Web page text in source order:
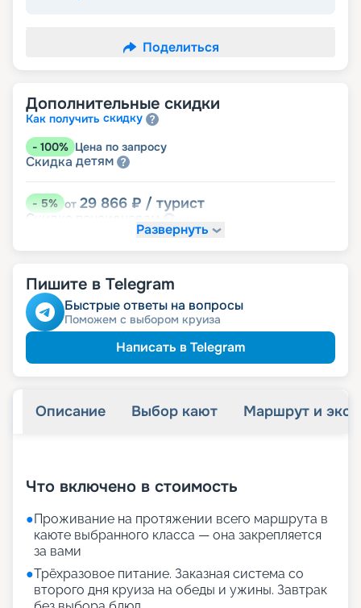
Поделиться
Дополнительные скидки
Как получить скидку
- 100% Цена по запросу
Скидка детям
-5% от 29 866 ₽ / турист
Скидка
Развернуть
Пишите в Telegram
Быстрые ответы на вопросы
Поможем с выбором круиза
Написать в Telegram
Описание Выбор кают Маршрут и
Что включено в стоимость
●Проживание на протяжении всего маршрута в
каюте выбранного класса — она закрепляется
за вами
●Трёхразовое питание. Заказная система со
второго дня круиза на обеды и ужины. Завтрак